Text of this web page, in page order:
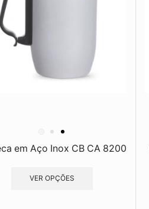
em Aço Inox CB CA 8200
VER OPÇÕES